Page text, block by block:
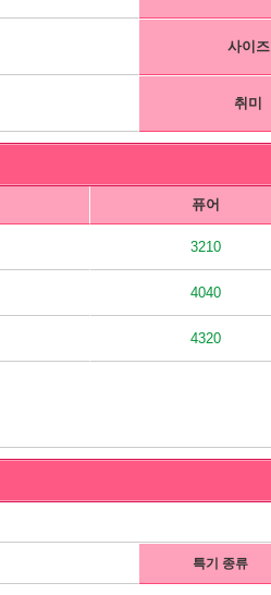
사이즈
취미
퓨어
3210
4040
4320
특기 종류